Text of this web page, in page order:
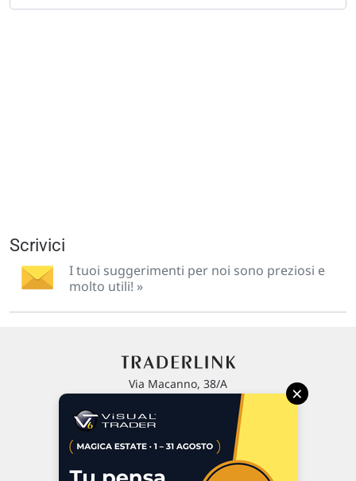
Scrivici
I tuoi suggerimenti per noi sono preziosi e
molto utili! »
Via Macanno, 38/A
P.IVA 02 452 460 401
×